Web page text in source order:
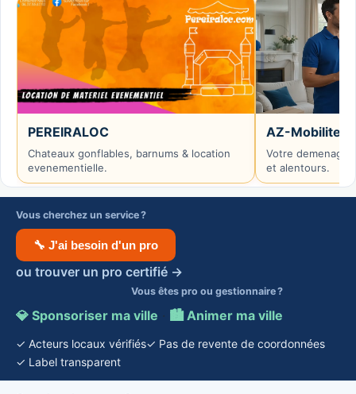
PEREIRALOC
Chateaux gonflables, barnums & location
evenementielle.
AZ-Mobilite
Votre
et alentours.
Vous cherchez un service ?
🔧 J'ai besoin d'un pro
ou trouver un pro certifié →
Vous êtes pro ou gestionnaire ?
💎 Sponsoriser ma ville · 🏙️ Animer ma ville
✓ Acteurs locaux vérifiés✓ Pas de revente de coordonnées
✓ Label transparent